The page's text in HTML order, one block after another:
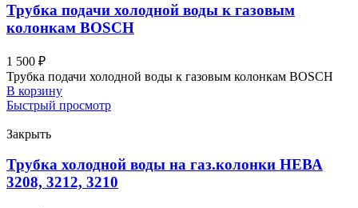
Трубка подачи холодной воды к газовым
колонкам BOSCH
1 500 ₽
Трубка подачи холодной воды к газовым колонкам BOSCH
В корзину
Быстрый просмотр
Закрыть
Трубка холодной воды на газ.колонки НЕВА
3208, 3212, 3210